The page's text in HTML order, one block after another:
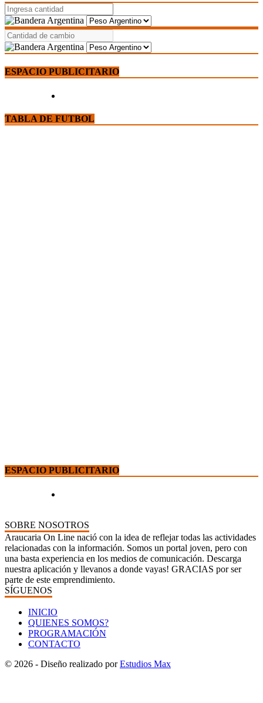
ESPACIO PUBLICITARIO
TABLA DE FUTBOL
ESPACIO PUBLICITARIO
SOBRE NOSOTROS
Araucaria On Line nació con la idea de reflejar todas las actividades
relacionadas con la información. Somos un portal joven, pero con
una basta experiencia en los medios de comunicación. Descarga
nuestra aplicación y llevanos a donde vayas! GRACIAS por ser
parte de este emprendimiento.
SÍGUENOS
INICIO
QUIENES SOMOS?
PROGRAMACIÓN
CONTACTO
© 2026 - Diseño realizado porEstudios Max